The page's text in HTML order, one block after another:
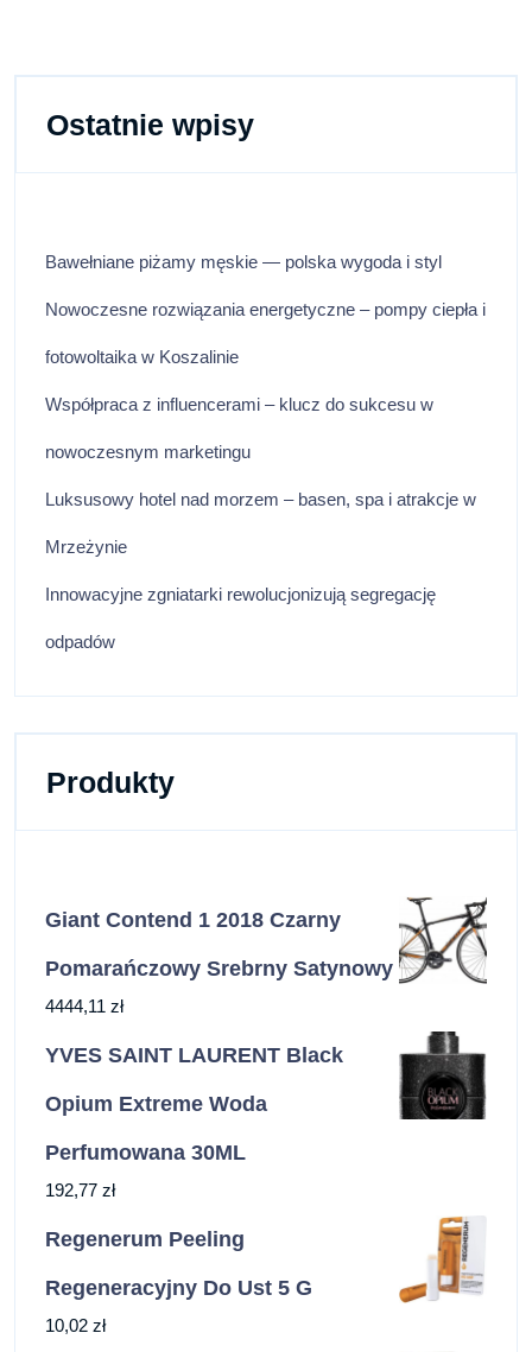
Ostatnie wpisy
Bawełniane piżamy męskie — polska wygoda i styl
Nowoczesne rozwiązania energetyczne – pompy ciepła i
fotowoltaika w Koszalinie
Współpraca z influencerami – klucz do sukcesu w
nowoczesnym marketingu
Luksusowy hotel nad morzem – basen, spa i atrakcje w
Mrzeżynie
Innowacyjne zgniatarki rewolucjonizują segregację
odpadów
Produkty
Giant Contend 1 2018 Czarny
Pomarańczowy Srebrny Satynowy
4444,11 zł
YVES SAINT LAURENT Black
Opium Extreme Woda
Perfumowana 30ML
192,77 zł
Regenerum Peeling
Regeneracyjny Do Ust 5 G
10,02 zł